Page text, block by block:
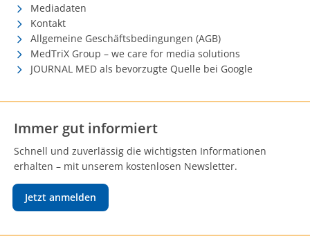
Mediadaten
Kontakt
Allgemeine Geschäftsbedingungen (AGB)
MedTriX Group – we care for media solutions
JOURNAL MED als bevorzugte Quelle bei Google
Immer gut informiert
Schnell und zuverlässig die wichtigsten Informationen
erhalten – mit unserem kostenlosen Newsletter.
Jetzt anmelden